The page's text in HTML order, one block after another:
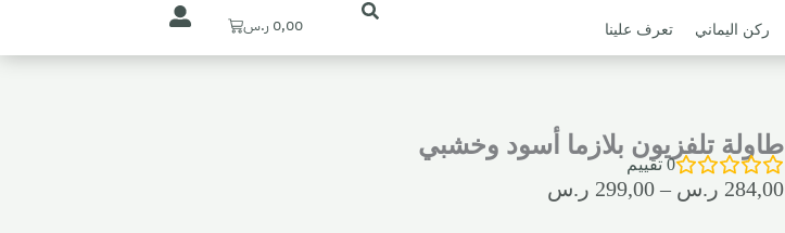
ركن اليماني تعرف علينا 0,00 ر.سCart
طاولة تلفزيون بلازما أسود وخشبي
0تقييم
284,00 ر.س –
299,00 ر.س